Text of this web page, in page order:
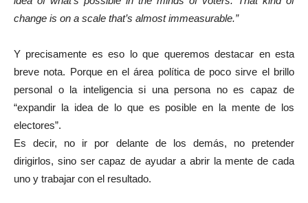
change is on a scale that’s almost immeasurable.”
Y precisamente es eso lo que queremos destacar en esta
breve nota. Porque en el área política de poco sirve el brillo
personal o la inteligencia si una persona no es capaz de
“expandir la idea de lo que es posible en la mente de los
electores”.
Es decir, no ir por delante de los demás, no pretender
dirigirlos, sino ser capaz de ayudar a abrir la mente de cada
uno y trabajar con el resultado.